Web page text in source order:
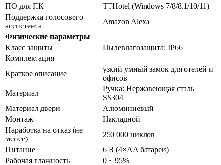
ПО для ПК
TTHotel (Windows 7/8/8.1/10/11)
Поддержка голосового
ассистента
Amazon Alexa
Физические параметры
Класс защиты
Пылевлагозащита: IP66
Комплектация
Краткое описание
узкий умный замок для отелей и
офисов
Материал
Ручка: Нержавеющая сталь
SS304
Материал двери
Алюминиевый
Монтаж
Накладной
Наработка на отказ (не
менее)
250 000 циклов
Питание
6 В (4×AA батареи)
Рабочая влажность
0 ~ 95%